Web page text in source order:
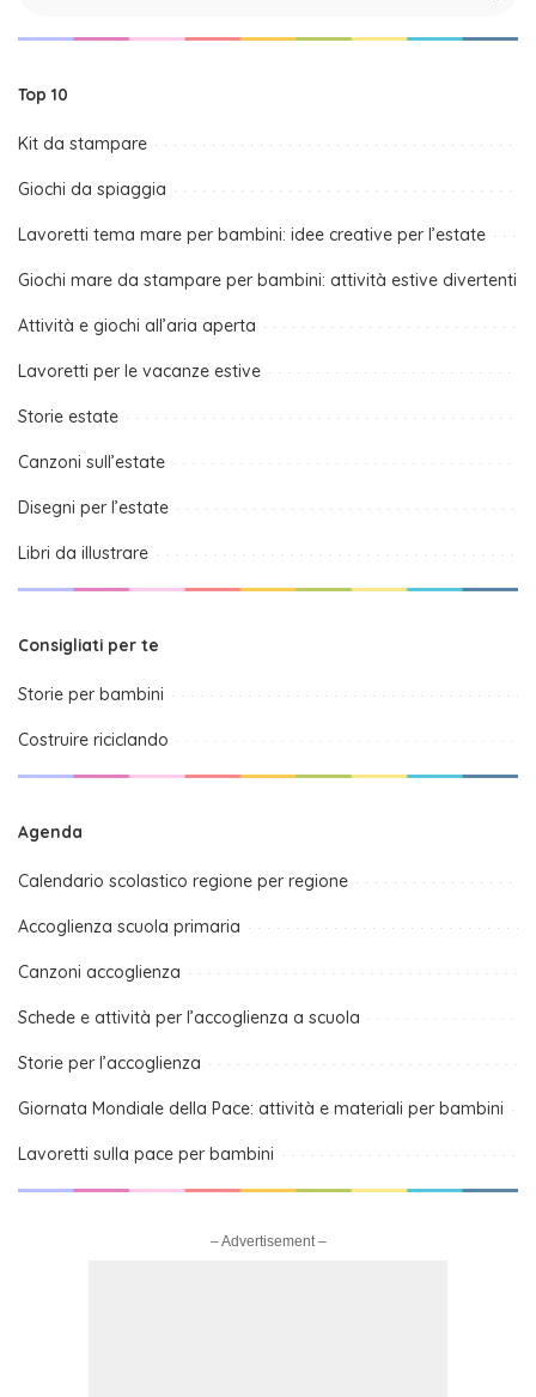
Top 10
Kit da stampare
Giochi da spiaggia
Lavoretti tema mare per bambini: idee creative per l’estate
Giochi mare da stampare per bambini: attività estive divertenti
Attività e giochi all’aria aperta
Lavoretti per le vacanze estive
Storie estate
Canzoni sull’estate
Disegni per l’estate
Libri da illustrare
Consigliati per te
Storie per bambini
Costruire riciclando
Agenda
Calendario scolastico regione per regione
Accoglienza scuola primaria
Canzoni accoglienza
Schede e attività per l’accoglienza a scuola
Storie per l’accoglienza
Giornata Mondiale della Pace: attività e materiali per bambini
Lavoretti sulla pace per bambini
– Advertisement –